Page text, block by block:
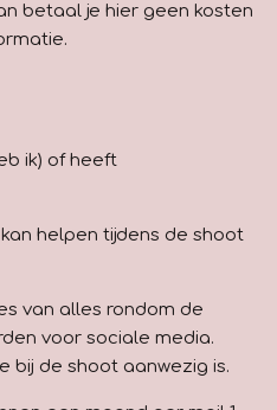
betaal je hier geen kosten
ik) of heeft
helpen tijdens de shoot
van alles rondom de
voor sociale media.
bij de shoot aanwezig is.